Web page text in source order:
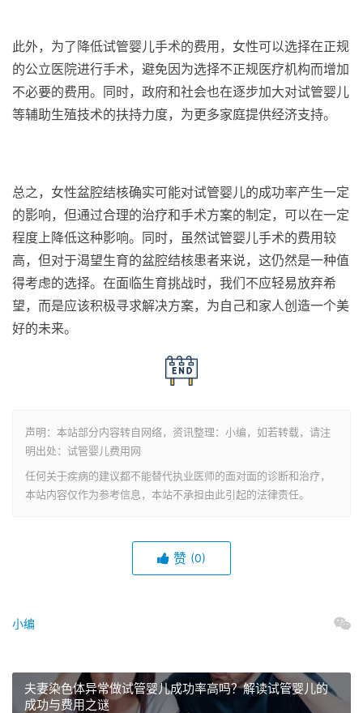
此外，为了降低试管婴儿手术的费用，女性可以选择在正规
的公立医院进行手术，避免因为选择不正规医疗机构而增加
不必要的费用。同时，政府和社会也在逐步加大对试管婴儿
等辅助生殖技术的扶持力度，为更多家庭提供经济支持。
总之，女性盆腔结核确实可能对试管婴儿的成功率产生一定
的影响，但通过合理的治疗和手术方案的制定，可以在一定
程度上降低这种影响。同时，虽然试管婴儿手术的费用较
高，但对于渴望生育的盆腔结核患者来说，这仍然是一种值
得考虑的选择。在面临生育挑战时，我们不应轻易放弃希
望，而是应该积极寻求解决方案，为自己和家人创造一个美
好的未来。
声明：本站部分内容转自网络，资讯整理：小编，如若转载，请注
明出处：试管婴儿费用网
任何关于疾病的建议都不能替代执业医师的面对面的诊断和治疗，
本站内容仅作为参考信息，本站不承担由此引起的法律责任。
赞 (0)
小编
夫妻染色体异常做试管婴儿成功率高吗？解读试管婴儿的
成功与费用之谜